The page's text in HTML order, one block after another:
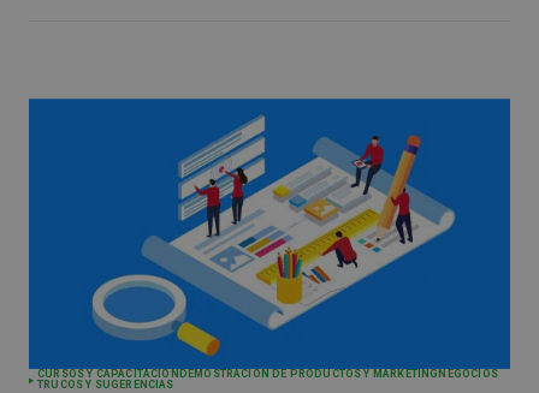
CURSOS Y CAPACITACIÓN DEMOSTRACIÓN DE PRODUCTOS Y MARKETING NEGOCIOS
TRUCOS Y SUGERENCIAS